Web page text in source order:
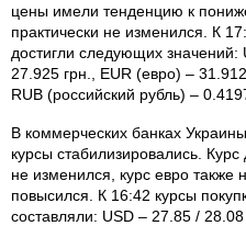
цены имели тенденцию к
практически не изменился. К
достигли следующих
27.925 грн., EUR (евро) –
RUB (российский рубль) –
В коммерческих банках
курсы стабилизировались.
не изменился, курс евро также
повысился. К 16:42 курсы
составляли: USD – 27.85 /